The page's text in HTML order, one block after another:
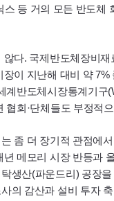
스 등 거의 모든 반도체
않다. 국제반도체장비재
이 지난해 대비 약 7%
계반도체시장통계기구(
협회·단체들도 부정적
좀 더 장기적 관점에
년 메모리 시장 반등과
생산(파운드리) 공장
의 감산과 설비 투자